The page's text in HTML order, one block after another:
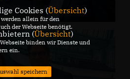
Cookies (Übersicht)
allein für den
der Webseite benötigt.
(Übersicht)
binden wir Dienste und
ein.
speichern